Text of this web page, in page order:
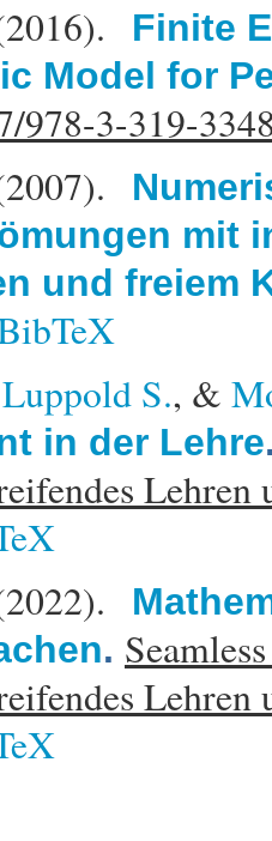
Finite
Model for
978-3-319-
mit
und freiem
Luppold S., &
in der Lehre
.